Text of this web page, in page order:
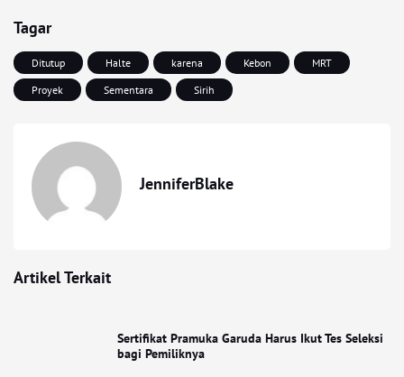
Tagar
Ditutup Halte karena Kebon
MRT
Proyek
Sementara Sirih
JenniferBlake
Artikel Terkait
Sertifikat Pramuka Garuda Harus Ikut Tes Seleksi
bagi Pemiliknya